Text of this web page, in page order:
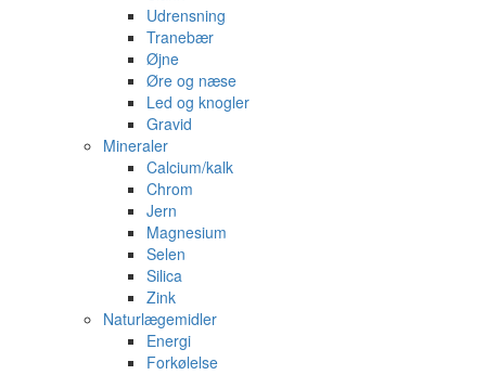
Udrensning
Tranebær
Øjne
Øre og næse
Led og knogler
Gravid
Mineraler
Calcium/kalk
Chrom
Jern
Magnesium
Selen
Silica
Zink
Naturlægemidler
Energi
Forkølelse